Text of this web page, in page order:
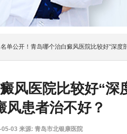
名单公开！青岛哪个治白癜风医院比较好“深度
风医院比较好“深
风患者治不好？
05-03 来源: 青岛市北银康医院